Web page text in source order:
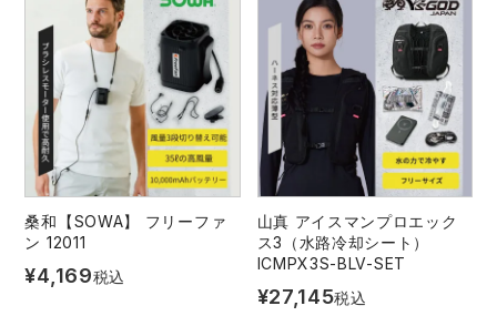
桑和【SOWA】 フリーファ
ン 12011
¥4,169税込
山真 アイスマンプロエック
ス3（水路冷却シート）
ICMPX3S-BLV-SET
¥27,145税込